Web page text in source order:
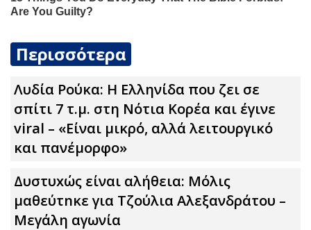
Περισσότερα
Λυδία Ρούκα: Η Ελληνίδα που ζει σε
σπίτι 7 τ.μ. στη Νότια Κορέα και έγινε
viral – «Είναι μικρό, αλλά λειτουργικό
και πανέμορφο»
Δυστυxώς είναι αλήθεια: Μόλις
μαθεύτnκε για Τζούλια Αλεξανδράτου –
Μεγάλη αγωνία